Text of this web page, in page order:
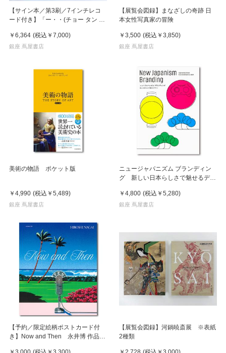
【サイン本／第3刷／7インチレコ
ード付き】「ー・・(チョー タン タ
￥6,364 (税込 ￥7,000)
銀座 蔦屋書店
【展覧会図録】まなざしの奇跡 日
本女性写真家の冒険
￥3,500 (税込 ￥3,850)
銀座 蔦屋書店
美術の物語 ポケット版
￥4,990 (税込 ￥5,489)
銀座 蔦屋書店
ニュージャパニズム ブランディン
グ 新しい日本らしさで魅せるデザ
￥4,800 (税込 ￥5,280)
銀座 蔦屋書店
【予約／限定絵柄ポストカード付
き】Now and Then 永井博 作品
【展覧会図録】河鍋暁斎展 ※表紙
2種類